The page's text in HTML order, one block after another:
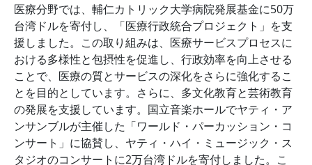
医療分野では、輔仁カトリック大学病院発展基金に50万
台湾ドルを寄付し、「医療行政統合プロジェクト」を支
援しました。この取り組みは、医療サービスプロセスに
おける多様性と包摂性を促進し、行政効率を向上させる
ことで、医療の質とサービスの深化をさらに強化するこ
とを目的としています。さらに、多文化教育と芸術教育
の発展を支援しています。国立音楽ホールでヤティ・ア
ンサンブルが主​​催した「ワールド・パーカッション・コ
ンサート」に協賛し、ヤティ・ハイ・ミュージック・ス
タジオのコンサートに2万台湾ドルを寄付しました。こ